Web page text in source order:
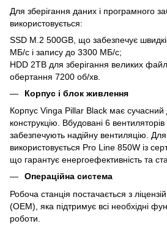
Для зберігання даних і програмного
використовується:
SSD M.2 500GB, що забезпечує
МБ/с і запису до 3300 МБ/с;
HDD 2TB для зберігання великих
обертання 7200 об/хв.
Корпус і блок живлення
Корпус Vinga Pillar Black має сучасний
конструкцію. Вбудовані 6
забезпечують надійну вентиляцію.
використовується Pro Line 850W із
що гарантує енергоефективність та
Операційна система
Робоча станція постачається з
(OEM), яка підтримує всі необхідні
роботи.